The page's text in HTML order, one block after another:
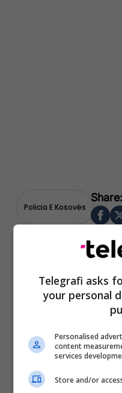
Policia E Kosovës
Telegrafi asks
your personal
Personalised
content
services
Store and/or